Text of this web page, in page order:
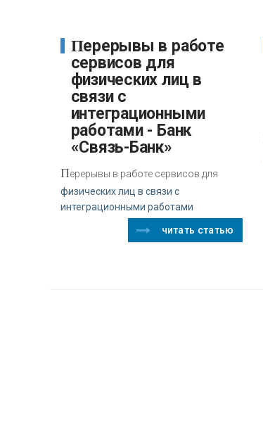
Перерывы в работе
сервисов для
физических лиц в
связи с
интеграционными
работами - Банк
«Связь-Банк»
Перерывы в работе сервисов для
физических лиц в связи с
интеграционными работами
читать статью